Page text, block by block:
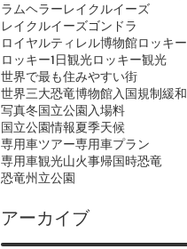
ラムヘラーレイクルイーズ
レイクルイーズゴンドラ
ロイヤルティレル博物館ロッキー
ロッキー1日観光ロッキー観光
世界で最も住みやすい街
世界三大恐竜博物館入国規制緩和
写真冬国立公園入場料
国立公園情報夏季天候
専用車ツアー専用車プラン
専用車観光山火事帰国時恐竜
恐竜州立公園
アーカイブ